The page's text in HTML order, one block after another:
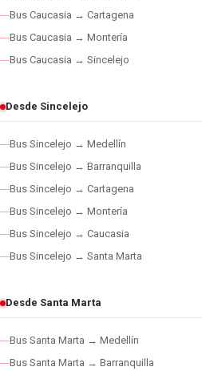
Bus Caucasia → Cartagena
Bus Caucasia → Montería
Bus Caucasia → Sincelejo
Desde Sincelejo
Bus Sincelejo → Medellín
Bus Sincelejo → Barranquilla
Bus Sincelejo → Cartagena
Bus Sincelejo → Montería
Bus Sincelejo → Caucasia
Bus Sincelejo → Santa Marta
Desde Santa Marta
Bus Santa Marta → Medellín
Bus Santa Marta → Barranquilla